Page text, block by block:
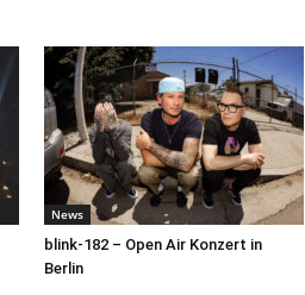
News
blink-182 – Open Air Konzert in
Berlin